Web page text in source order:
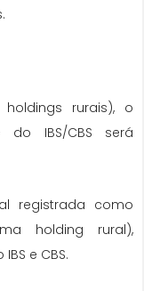
rurais), o
do IBS/CBS será
registrada como
holding rural),
e CBS.